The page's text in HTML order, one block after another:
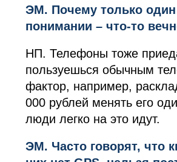
ЭМ. Почему только
понимании – что-то
НП. Телефоны тоже
пользуешься обычным
фактор, например,
000 рублей менять его
люди легко на это идут.
ЭМ. Часто говорят, что